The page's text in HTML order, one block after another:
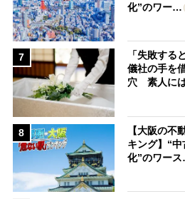
化”のワー…
7
「失敗する
儀社の手を
穴 素人に
8
【大阪の不
キング】“
化”のワー